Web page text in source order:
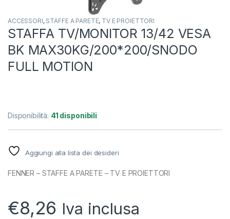
ACCESSORI, STAFFE A PARETE, TV E PROIETTORI
STAFFA TV/MONITOR 13/42 VESA
BK MAX30KG/200*200/SNODO
FULL MOTION
Disponibilità: 41 disponibili
Aggiungi alla lista dei desideri
FENNER – STAFFE A PARETE – TV E PROIETTORI
€8,26 Iva inclusa